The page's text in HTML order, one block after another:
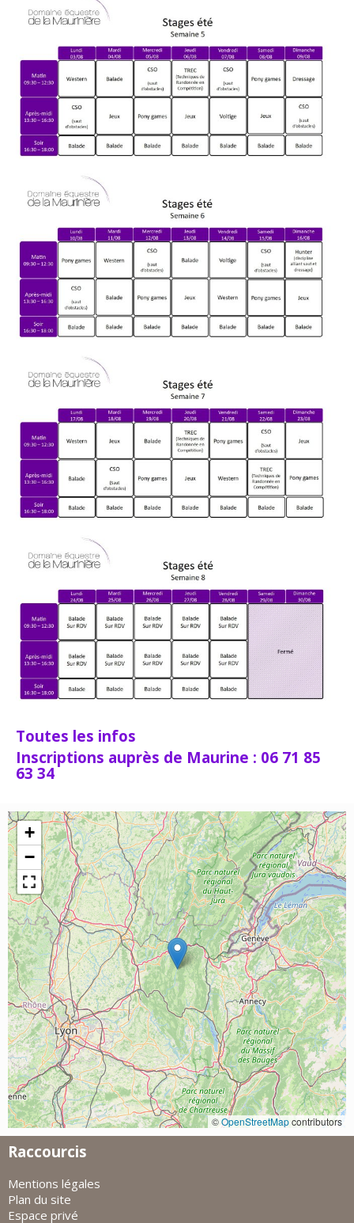
Toutes les infos
Inscriptions auprès de Maurine : 06 71 85
63 34
+
−
©OpenStreetMapcontributors
Raccourcis
Mentions légales
Plan du site
Espace privé